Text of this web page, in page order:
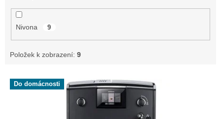
Nivona 9
Položek k zobrazení: 9
V Do domácnosti